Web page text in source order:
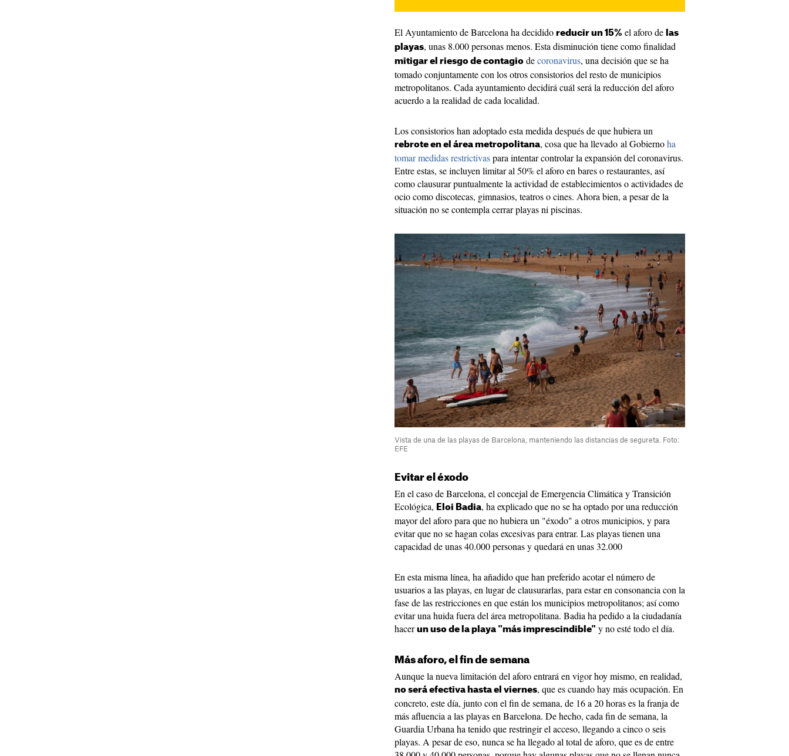
El Ayuntamiento de Barcelona ha decidido reducir un 15% el aforo de las
playas, unas 8.000 personas menos. Esta disminución tiene como finalidad
mitigar el riesgo de contagio decoronavirus, una decisión que se ha
tomado conjuntamente con los otros consistorios del resto de municipios
metropolitanos. Cada ayuntamiento decidirá cuál será la reducción del aforo
acuerdo a la realidad de cada localidad.
Los consistorios han adoptado esta medida después de que hubiera un
rebrote en el área metropolitana, cosa que ha llevado al Gobiernoha
tomar medidas restrictivaspara intentar controlar la expansión del coronavirus.
Entre estas, se incluyen limitar al 50% el aforo en bares o restaurantes, así
como clausurar puntualmente la actividad de establecimientos o actividades de
ocio como discotecas, gimnasios, teatros o cines. Ahora bien, a pesar de la
situación no se contempla cerrar playas ni piscinas.
Vista de una de las playas de Barcelona, manteniendo las distancias de segureta. Foto:
EFE
Evitar el éxodo
En el caso de Barcelona, el concejal de Emergencia Climática y Transición
Ecológica, Eloi Badia, ha explicado que no se ha optado por una reducción
mayor del aforo para que no hubiera un "éxodo" a otros municipios, y para
evitar que no se hagan colas excesivas para entrar. Las playas tienen una
capacidad de unas 40.000 personas y quedará en unas 32.000
En esta misma línea, ha añadido que han preferido acotar el número de
usuarios a las playas, en lugar de clausurarlas, para estar en consonancia con la
fase de las restricciones en que están los municipios metropolitanos; así como
evitar una huida fuera del área metropolitana. Badia ha pedido a la ciudadanía
hacer un uso de la playa "más imprescindible" y no esté todo el día.
Más aforo, el fin de semana
Aunque la nueva limitación del aforo entrará en vigor hoy mismo, en realidad,
no será efectiva hasta el viernes, que es cuando hay más ocupación. En
concreto, este día, junto con el fin de semana, de 16 a 20 horas es la franja de
más afluencia a las playas en Barcelona. De hecho, cada fin de semana, la
Guardia Urbana ha tenido que restringir el acceso, llegando a cinco o seis
playas. A pesar de eso, nunca se ha llegado al total de aforo, que es de entre